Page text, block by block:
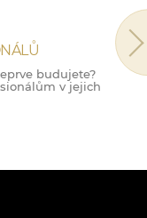
budujete?
v jejich